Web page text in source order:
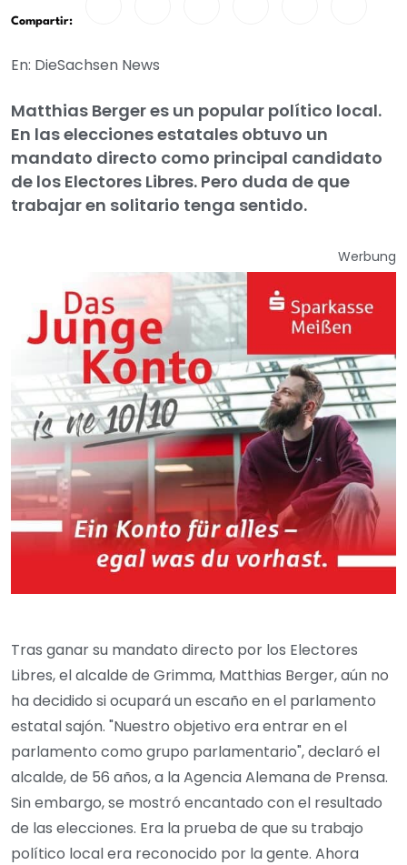
Compartir:
En: DieSachsen News
Matthias Berger es un popular político local.
En las elecciones estatales obtuvo un
mandato directo como principal candidato
de los Electores Libres. Pero duda de que
trabajar en solitario tenga sentido.
Werbung
Tras ganar su mandato directo por los Electores
Libres, el alcalde de Grimma, Matthias Berger, aún no
ha decidido si ocupará un escaño en el parlamento
estatal sajón. "Nuestro objetivo era entrar en el
parlamento como grupo parlamentario", declaró el
alcalde, de 56 años, a la Agencia Alemana de Prensa.
Sin embargo, se mostró encantado con el resultado
de las elecciones. Era la prueba de que su trabajo
político local era reconocido por la gente. Ahora